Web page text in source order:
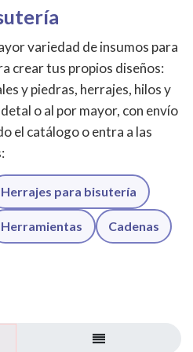
variedad de insumos para
crear tus propios diseños:
y piedras, herrajes, hilos y
o al por mayor, con envío
el catálogo o entra a las
Herrajes para bisutería
Herramientas Cadenas